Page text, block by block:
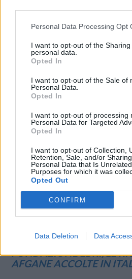
Personal Data Processing Opt
I want to opt-out of the
personal data.
Opted In
I want to opt-out of the Sale of
Personal Data.
Opted In
I want to opt-out of processing
Personal Data for Targeted
Opted In
I want to opt-out of Collection,
Retention, Sale, and/or
Personal Data that Is
Purposes for which it was
Opted Out
CONFIRM
Data Deletion Data
LA MUSICA CLASSICA
Un innovativo progetto ideato da
Concerti con il contributo di
ascolto del repertorio classico grazie
FONDAZIONE EBRI, LE
AFGANE ACCOLTE IN